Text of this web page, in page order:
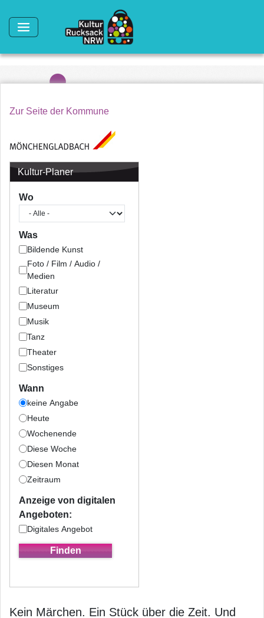
Zur Seite der Kommune
Kultur-Planer
Wo
Was
Bildende Kunst
Foto / Film / Audio /
Medien
Literatur
Museum
Musik
Tanz
Theater
Sonstiges
Wann
keine Angabe
Heute
Wochenende
Diese Woche
Diesen Monat
Zeitraum
Anzeige von digitalen
Angeboten:
Digitales Angebot
Kein Märchen. Ein Stück über die Zeit. Und